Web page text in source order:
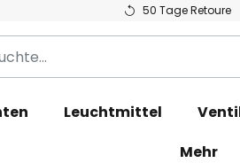
50 Tage Retoure
Leuchtmittel
Mehr